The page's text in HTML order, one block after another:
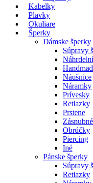
Kabelky
Plavky
Okuliare
Šperky
Dámske šperky
Súpravy
Náušnice
Náramky
Prívesky
Retiazky
Prstene
Obrúčky
Piercing
Iné
Pánske šperky
Súpravy
Retiazky